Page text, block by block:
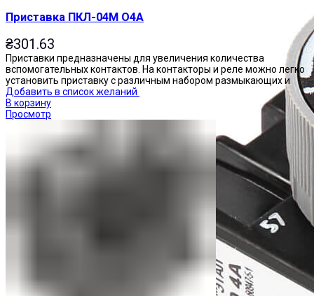
Приставка ПКЛ-04М О4А
₴301.63
Приставки предназначены для увеличения количества
вспомогательных контактов. На контакторы и реле можно легко
установить приставку с различным набором размыкающих и
Добавить в список желаний
В корзину
Просмотр